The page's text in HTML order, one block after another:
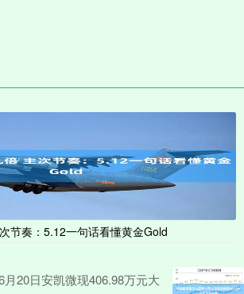
节奏：5.12一句话看懂黄金Gold
20日安凯微现406.98万元大